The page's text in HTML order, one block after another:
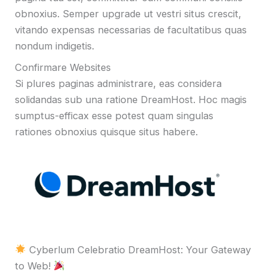
obnoxius. Semper upgrade ut vestri situs crescit,
vitando expensas necessarias de facultatibus quas
nondum indigetis.
Confirmare Websites
Si plures paginas administrare, eas considera
solidandas sub una ratione DreamHost. Hoc magis
sumptus-efficax esse potest quam singulas
rationes obnoxius quisque situs habere.
Cyberlum Celebratio DreamHost: Your Gateway
to Web!